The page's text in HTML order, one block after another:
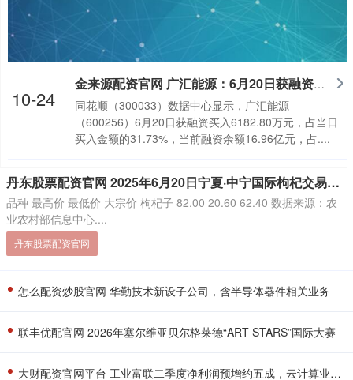
金来源配资官网 广汇能源：6月20日获融资买入6182.80万元
同花顺（300033）数据中心显示，广汇能源
（600256）6月20日获融资买入6182.80万元，占当日
买入金额的31.73%，当前融资余额16.96亿元，占....
10-24
丹东股票配资官网 2025年6月20日宁夏·中宁国际枸杞交易中心价格行情
品种 最高价 最低价 大宗价 枸杞子 82.00 20.60 62.40 数据来源：农
业农村部信息中心....
丹东股票配资官网
怎么配资炒股官网 华勤技术新设子公司，含半导体器件相关业务
联丰优配官网 2026年塞尔维亚贝尔格莱德“ART STARS”国际大赛
大财配资官网平台 工业富联二季度净利润预增约五成，云计算业务高速增长